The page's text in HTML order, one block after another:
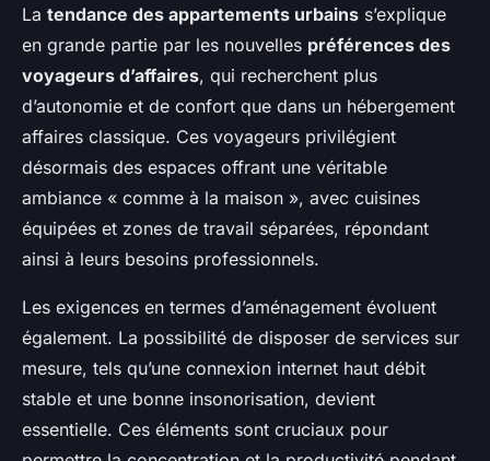
La tendance des appartements urbains s’explique
en grande partie par les nouvelles préférences des
voyageurs d’affaires, qui recherchent plus
d’autonomie et de confort que dans un hébergement
affaires classique. Ces voyageurs privilégient
désormais des espaces offrant une véritable
ambiance « comme à la maison », avec cuisines
équipées et zones de travail séparées, répondant
ainsi à leurs besoins professionnels.
Les exigences en termes d’aménagement évoluent
également. La possibilité de disposer de services sur
mesure, tels qu’une connexion internet haut débit
stable et une bonne insonorisation, devient
essentielle. Ces éléments sont cruciaux pour